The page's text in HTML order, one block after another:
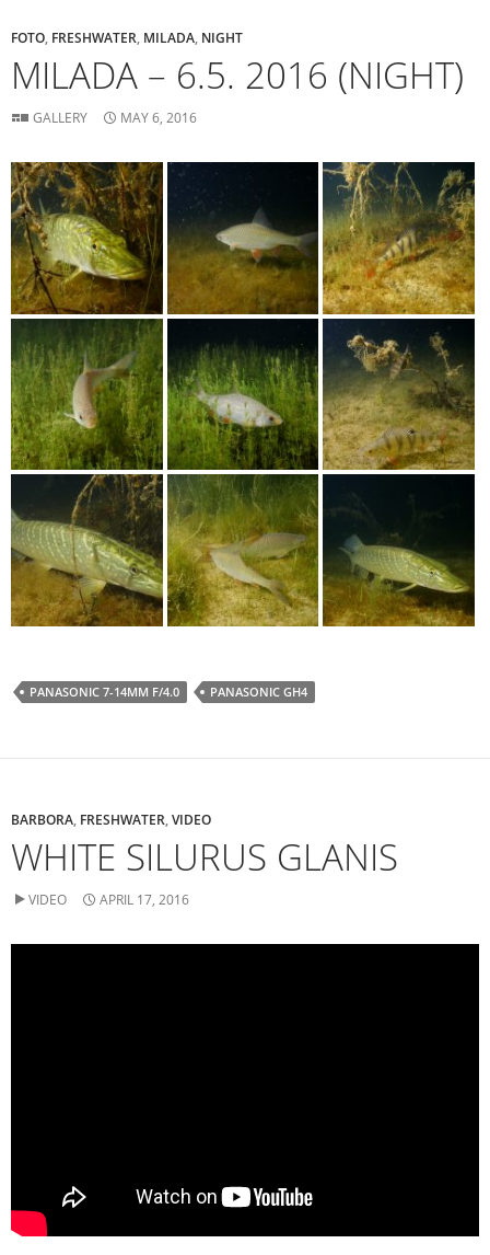
FOTO, FRESHWATER, MILADA, NIGHT
MILADA – 6.5. 2016 (NIGHT)
GALLERY MAY 6, 2016
PANASONIC 7-14MM F/4.0 PANASONIC GH4
BARBORA FRESHWATER VIDEO
WHITE SILURUS GLANIS
VIDEO APRIL 17, 2016